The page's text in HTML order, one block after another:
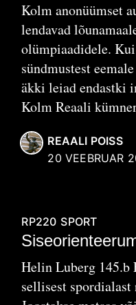
Kolm anonüümset
lendavad
olümpiaadidele.
sündmustest
äkki leiad endastki
Kolm Reaali
REAALI POISS
20 VEEBRUAR
RP220 SPORT
Helin Luberg
sellisest